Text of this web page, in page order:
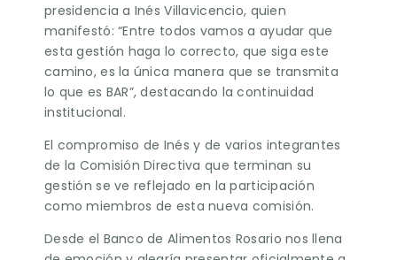
presidencia a Inés Villavicencio, quien
manifestó: “Entre todos vamos a ayudar que
esta gestión haga lo correcto, que siga este
camino, es la única manera que se transmita
lo que es BAR”, destacando la continuidad
institucional.
El compromiso de Inés y de varios integrantes
de la Comisión Directiva que terminan su
gestión se ve reflejado en la participación
como miembros de esta nueva comisión.
Desde el Banco de Alimentos Rosario nos llena